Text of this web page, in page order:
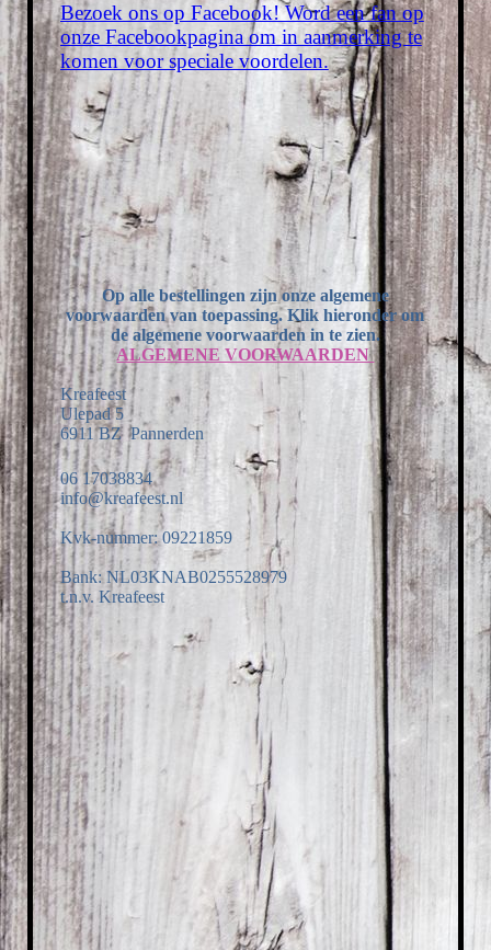
Bezoek ons op Facebook! Word een fan op
onze Facebookpagina om in aanmerking te
komen voor speciale voordelen.
Op alle bestellingen zijn onze algemene
voorwaarden van toepassing. Klik hieronder om
de algemene voorwaarden in te zien.
ALGEMENE VOORWAARDEN
Kreafeest
Ulepad 5
6911 BZ Pannerden
06 17038834
info@kreafeest.nl
Kvk-nummer: 09221859
Bank: NL03KNAB0255528979
t.n.v. Kreafeest